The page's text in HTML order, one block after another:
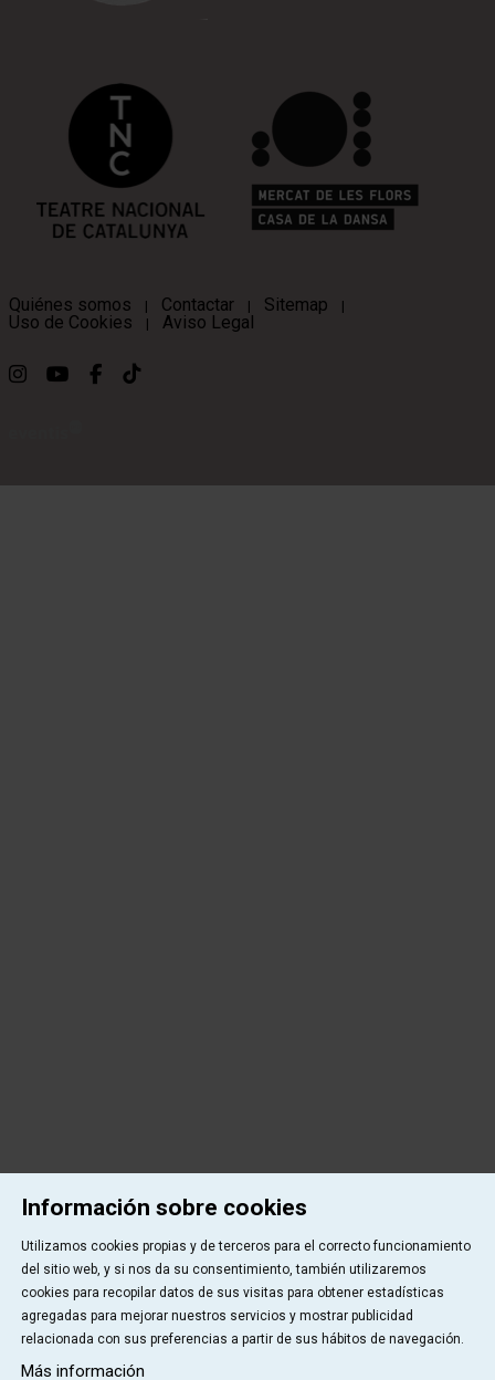
Quiénes somos | Contactar | Sitemap |
Uso de Cookies | Aviso Legal
Link a instagram
Link a youtube
Link a facebook
Link a ticktok
Información sobre cookies
Utilizamos cookies propias y de terceros para el correcto funcionamiento
del sitio web, y si nos da su consentimiento, también utilizaremos
cookies para recopilar datos de sus visitas para obtener estadísticas
agregadas para mejorar nuestros servicios y mostrar publicidad
relacionada con sus preferencias a partir de sus hábitos de navegación.
Más información